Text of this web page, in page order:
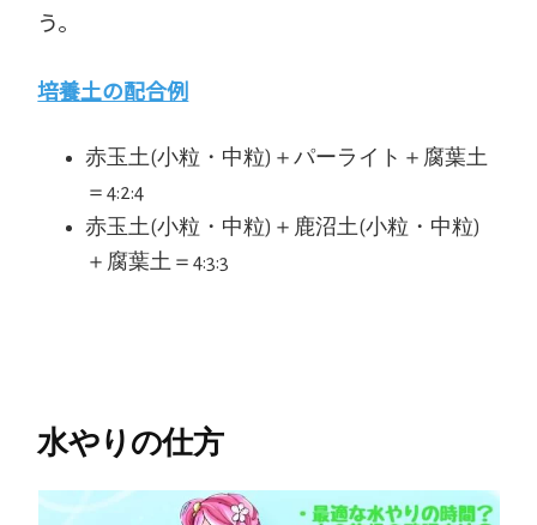
う。
培養土の配合例
赤玉土(小粒・中粒)＋パーライト＋腐葉土
＝4:2:4
赤玉土(小粒・中粒)＋鹿沼土(小粒・中粒)
＋腐葉土＝4:3:3
水やりの仕方